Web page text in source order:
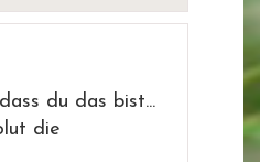
du das bist...
die